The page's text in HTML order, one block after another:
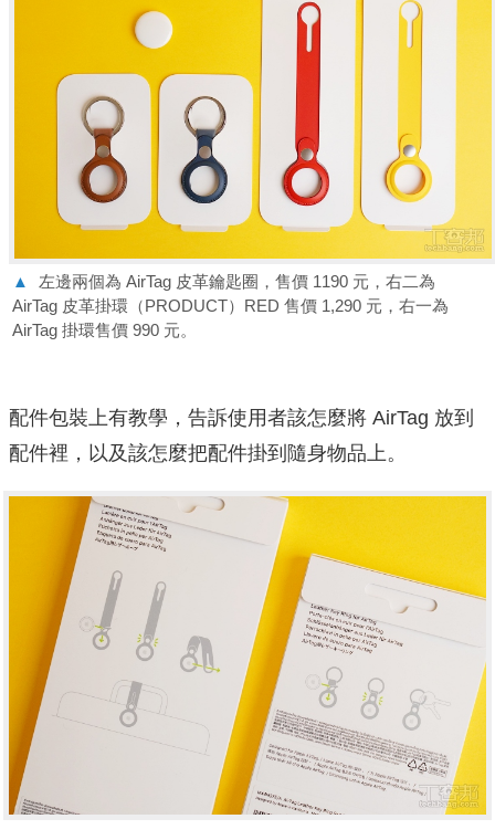
▲
左邊兩個為 AirTag 皮革鑰匙圈，售價 1190 元，右二為
AirTag 皮革掛環（PRODUCT）RED 售價 1,290 元，右一為
AirTag 掛環售價 990 元。
配件包裝上有教學，告訴使用者該怎麼將 AirTag 放到
配件裡，以及該怎麼把配件掛到隨身物品上。